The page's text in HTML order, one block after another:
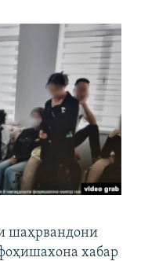
шаҳрвандони
хабар